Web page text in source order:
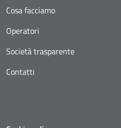
Cosa facciamo
Operatori
Società trasparente
Contatti